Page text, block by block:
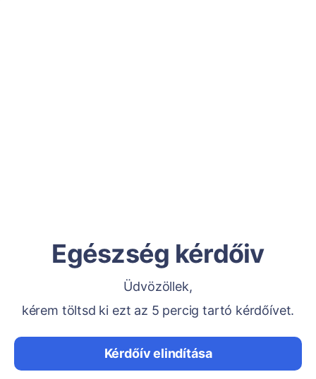
Egészség kérdőiv
Üdvözöllek,
kérem töltsd ki ezt az 5 percig tartó kérdőívet.
Kérdőív elindítása